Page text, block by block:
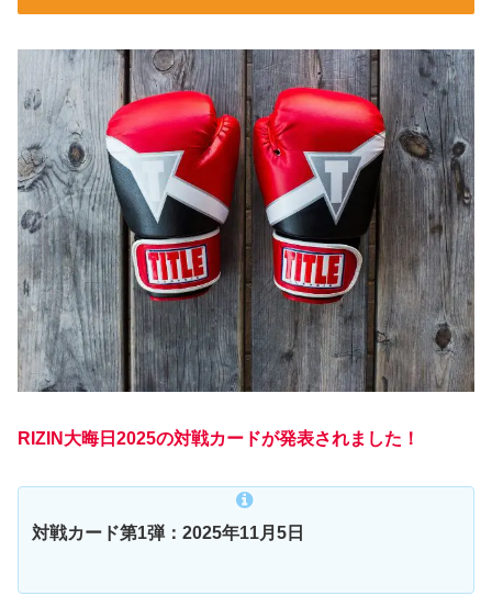
RIZIN大晦日2025の対戦カードが発表されました！
対戦カード第1弾：2025年11月5日